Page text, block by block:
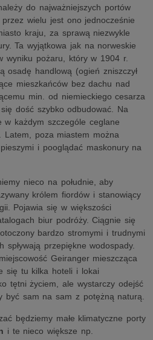
do najważniejszych portów
wielu jest ono jednocześnie
kraju, za sprawą niezwykle
Ta wyjątkowa jak na norweskie
wyniku pożaru, który w 1904 r.
osadę handlową (ogień zniszczył
mieszkańców bez dachu nad
min. od niemieckiego cesarza
dość szybko odbudować. Na
w każdym szczególe ceglane
poza miastem można
i pooglądać maskonury na
nieco na południe, aby
królem fiordów i stanowiący
Pojawia się w większości
biur podróży. Ciągnie się
bardzo stromymi i trudnymi
przepiękne wodospady.
Geiranger mieszcząca
się tu kilka hoteli i lokai
tętni życiem, ale wystarczy odejść
być sam na sam z potężną naturą.
będziemy małe klimatyczne porty
i te nieco większe np.